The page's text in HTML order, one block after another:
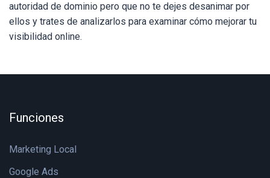
autoridad de dominio pero que no te dejes desanimar por
ellos y trates de analizarlos para examinar cómo mejorar tu
visibilidad online.
Funciones
Marketing Local
Google Ads